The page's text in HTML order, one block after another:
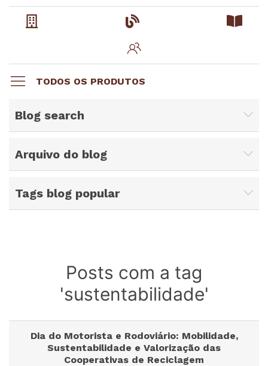
TODOS OS PRODUTOS
Blog search
Arquivo do blog
Tags blog popular
Posts com a tag
'sustentabilidade'
Dia do Motorista e Rodoviário: Mobilidade,
Sustentabilidade e Valorização das
Cooperativas de Reciclagem